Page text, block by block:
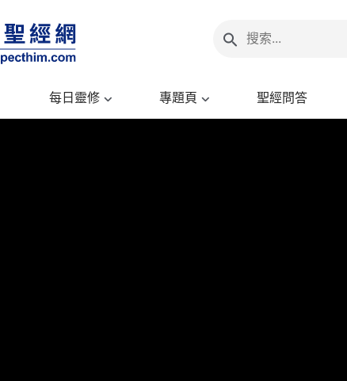
每日靈修 專題頁 聖經問答